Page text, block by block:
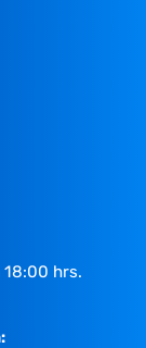
18:00 hrs.